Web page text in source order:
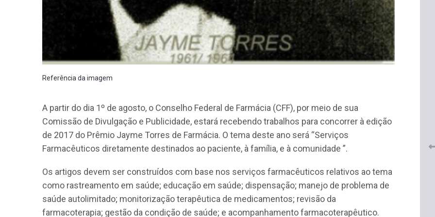
Referência da imagem
A partir do dia 1º de agosto, o Conselho Federal de Farmácia (CFF), por meio de sua
Comissão de Divulgação e Publicidade, estará recebendo trabalhos para concorrer à edição
de 2017 do Prêmio Jayme Torres de Farmácia. O tema deste ano será “Serviços
Farmacêuticos diretamente destinados ao paciente, à família, e à comunidade ”.
Os artigos devem ser construídos com base nos serviços farmacêuticos relativos ao tema
como rastreamento em saúde; educação em saúde; dispensação; manejo de problema de
saúde autolimitado; monitorização terapêutica de medicamentos; revisão da
farmacoterapia; gestão da condição de saúde; e acompanhamento farmacoterapêutico.
da Anvisa sobre medicamentos à
base de Cannabis
29 de janeiro de 2026
CRF-SP e garante continuidade
do acesso gratuito à Academia
Virtual de Farmácia